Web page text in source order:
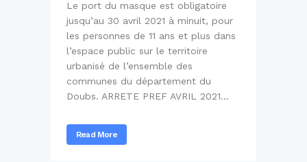
Le port du masque est obligatoire
jusqu’au 30 avril 2021 à minuit, pour
les personnes de 11 ans et plus dans
l’espace public sur le territoire
urbanisé de l’ensemble des
communes du département du
Doubs. ARRETE PREF AVRIL 2021...
Read More